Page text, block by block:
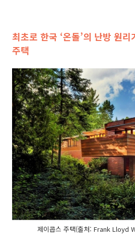
최초로 한국 ‘온돌’의 난방 원
주택
제이콥스 주택(출처: Frank Lloyd